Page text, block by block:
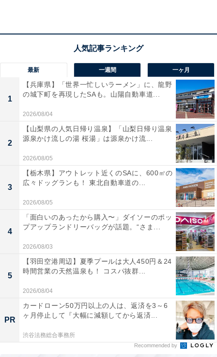
「極楽湯 千葉稲毛店」の口コミは？
「極楽湯 千葉稲毛店」には以下のような口コミが寄せら
れています。
食事兼休憩エリアがとても広く、ゆったりと過ごす
内湯の天井が高いので、開放感のある雰囲気でゆっ
たりと過ごせる
最新 一週間 一ヶ月
1
【兵庫県】「世界一忙しいラーメン」に、龍野
の城下町を再現したSAも。山陽自動車道...
2026/08/04
2
【山梨県の人気日帰り温泉】「山梨日帰り温泉
源泉かけ流しの湯 桜湯」は源泉かけ流...
2026/08/05
3
【栃木県】アウトレット近くのSAに、600㎡の
広々ドッグランも！ 東北自動車道の...
2026/08/05
4
「面白いのあったから購入〜」ダイソーのポッ
プアップランドリーバッグが話題。“さま...
2026/08/03
5
【羽田空港周辺】夏季プールは大人450円＆24
時間営業の天然温泉も！ コスパ抜群...
2026/08/04
PR
カードローン50万円以上の人は、返済を3～6
ヶ月停止して『大幅に減額してから返済...
渋谷法務総合事務所
Recommended by